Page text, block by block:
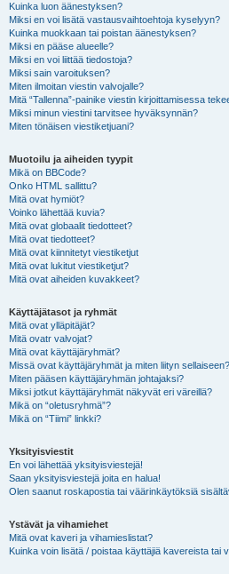
Kuinka luon äänestyksen?
Miksi en voi lisätä vastausvaihtoehtoja kyselyyn?
Kuinka muokkaan tai poistan äänestyksen?
Miksi en pääse alueelle?
Miksi en voi liittää tiedostoja?
Miksi sain varoituksen?
Miten ilmoitan viestin valvojalle?
Mitä “Tallenna”-painike viestin kirjoittamisessa
Miksi minun viestini tarvitsee hyväksynnän?
Miten tönäisen viestiketjuani?
Muotoilu ja aiheiden tyypit
Mikä on BBCode?
Onko HTML sallittu?
Mitä ovat hymiöt?
Voinko lähettää kuvia?
Mitä ovat globaalit tiedotteet?
Mitä ovat tiedotteet?
Mitä ovat kiinnitetyt viestiketjut
Mitä ovat lukitut viestiketjut?
Mitä ovat aiheiden kuvakkeet?
Käyttäjätasot ja ryhmät
Mitä ovat ylläpitäjät?
Mitä ovatr valvojat?
Mitä ovat käyttäjäryhmät?
Missä ovat käyttäjäryhmät ja miten liityn sellaiseen?
Miten pääsen käyttäjäryhmän johtajaksi?
Miksi jotkut käyttäjäryhmät näkyvät eri väreillä?
Mikä on “oletusryhmä”?
Mikä on “Tiimi” linkki?
Yksityisviestit
En voi lähettää yksityisviestejä!
Saan yksityisviestejä joita en halua!
Olen saanut roskapostia tai väärinkäytöksiä
Ystävät ja vihamiehet
Mitä ovat kaveri ja vihamieslistat?
Kuinka voin lisätä / poistaa käyttäjiä kavereista tai